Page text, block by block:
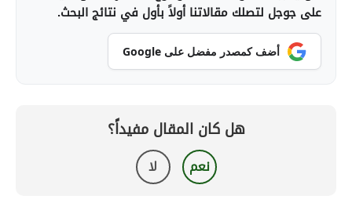
على جوجل لتصلك مقالاتنا أولاً بأول في نتائج البحث.
أضف كمصدر مفضل على Google
هل كان المقال مفيداً؟
نعم لا